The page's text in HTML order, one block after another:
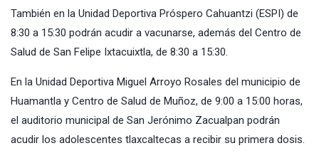
También en la Unidad Deportiva Próspero Cahuantzi (ESPI) de
8:30 a 15:30 podrán acudir a vacunarse, además del Centro de
Salud de San Felipe Ixtacuixtla, de 8:30 a 15:30.
En la Unidad Deportiva Miguel Arroyo Rosales del municipio de
Huamantla y Centro de Salud de Muñoz, de 9:00 a 15:00 horas,
el auditorio municipal de San Jerónimo Zacualpan podrán
acudir los adolescentes tlaxcaltecas a recibir su primera dosis.